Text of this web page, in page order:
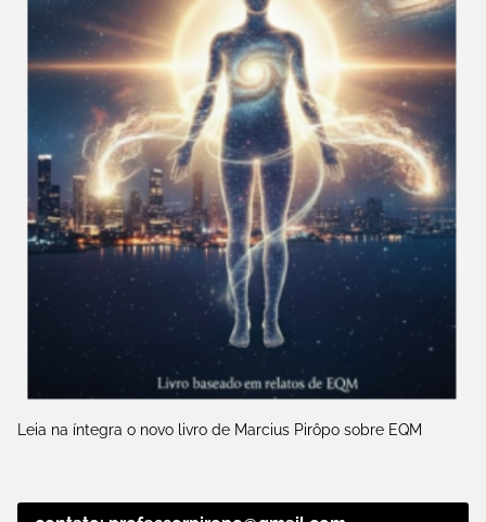
Leia na íntegra o novo livro de Marcius Pirôpo sobre EQM